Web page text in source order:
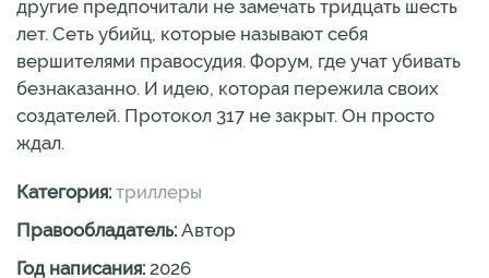
другие предпочитали не замечать тридцать шесть
лет. Сеть убийц, которые называют себя
вершителями правосудия. Форум, где учат убивать
безнаказанно. И идею, которая пережила своих
создателей. Протокол 317 не закрыт. Он просто
ждал.
Категория: триллеры
Правообладатель: Автор
Год написания: 2026